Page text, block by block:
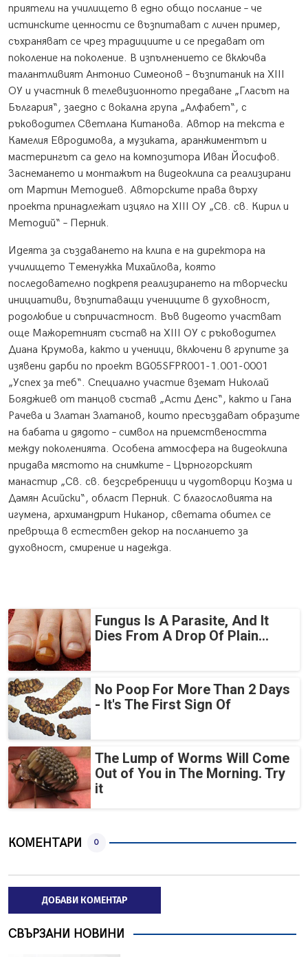
приятели на училището в едно общо послание – че
истинските ценности се възпитават с личен пример,
съхраняват се чрез традициите и се предават от
поколение на поколение. В изпълнението се включва
талантливият Антонио Симеонов – възпитаник на XIII
ОУ и участник в телевизионното предаване „Гласът на
България“, заедно с вокална група „Алфабет“, с
ръководител Светлана Китанова. Автор на текста е
Камелия Евродимова, а музиката, аранжиментът и
мастерингът са дело на композитора Иван Йосифов.
Заснемането и монтажът на видеоклипа са реализирани
от Мартин Методиев. Авторските права върху
проекта принадлежат изцяло на XIII ОУ „Св. св. Кирил и
Методий“ – Перник.
Идеята за създаването на клипа е на директора на
училището Теменужка Михайлова, която
последователно подкрепя реализирането на творчески
инициативи, възпитаващи учениците в духовност,
родолюбие и съпричастност. Във видеото участват
още Мажоретният състав на XIII ОУ с ръководител
Диана Крумова, както и ученици, включени в групите за
изявени дарби по проект BG05SFPR001-1.001-0001
„Успех за теб“. Специално участие вземат Николай
Бояджиев от танцов състав „Асти Денс“, както и Гана
Рачева и Златан Златанов, които пресъздават образите
на бабата и дядото – символ на приемствеността
между поколенията. Особена атмосфера на видеоклипа
придава мястото на снимките – Църногорският
манастир „Св. св. безсребреници и чудотворци Козма и
Дамян Асийски“, област Перник. С благословията на
игумена, архимандрит Никанор, светата обител се
превръща в естествен декор на посланието за
духовност, смирение и надежда.
Fungus Is A Parasite, And It
Dies From A Drop Of Plain...
No Poop For More Than 2 Days
- It's The First Sign Of
The Lump of Worms Will Come
Out of You in The Morning. Try
it
КОМЕНТАРИ 0
ДОБАВИ КОМЕНТАР
СВЪРЗАНИ НОВИНИ